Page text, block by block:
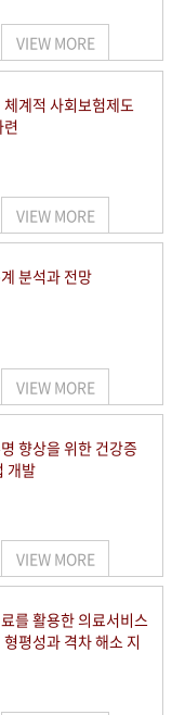
VIEW MORE
계적 사회보험제도
VIEW MORE
분석과 전망
VIEW MORE
향상을 위한 건강증
개발
VIEW MORE
를 활용한 의료서비스
형평성과 격차 해소 지